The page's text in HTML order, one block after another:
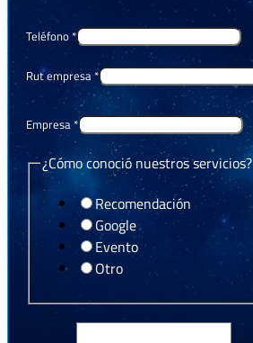
Teléfono *
Rut empresa *
Empresa *
¿Cómo conoció nuestros servicios?
Recomendación
Google
Evento
Otro